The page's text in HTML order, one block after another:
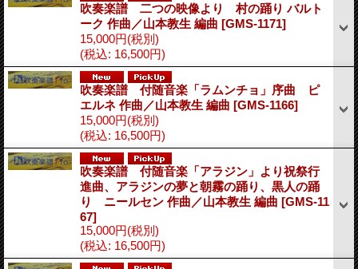
吹奏楽譜 二つの映像より 村の踊り バルト
ーク 作曲／山本教生 編曲 [GMS-1171]
15,000円(税別)
(税込: 16,500円)
吹奏楽譜 付随音楽「ラムンチョ」序曲 ピ
エルネ 作曲／山本教生 編曲 [GMS-1166]
15,000円(税別)
(税込: 16,500円)
吹奏楽譜 付随音楽「アラジン」より祝祭行
進曲、アラジンの夢と朝霧の踊り、黒人の踊
り ニールセン 作曲／山本教生 編曲 [GMS-11
67]
15,000円(税別)
(税込: 16,500円)